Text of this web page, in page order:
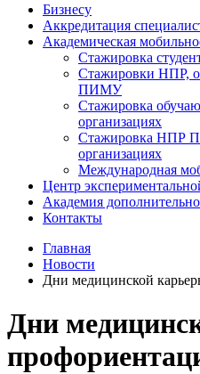
Бизнесу
Аккредитация
Академическая
Стажировка
Стажировки НПР,
ПИМУ
Стажировка
организациях
Стажировка НПР
организациях
Международная
Центр
Академия
Контакты
Главная
Новости
Дни медицинской
Дни